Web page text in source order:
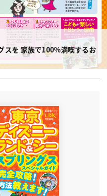
スを家族で100%満喫するお